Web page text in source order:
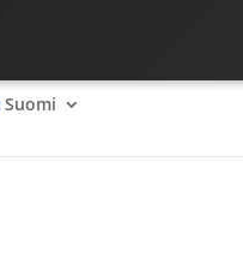
alkuun ?
Suomi